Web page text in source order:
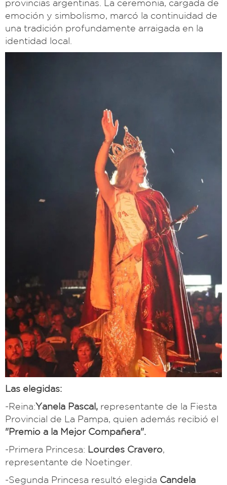
provincias argentinas. La ceremonia, cargada de
emoción y simbolismo, marcó la continuidad de
una tradición profundamente arraigada en la
identidad local.
Las elegidas:
-Reina:Yanela Pascal, representante de la Fiesta
Provincial de La Pampa, quien además recibió el
"Premio a la Mejor Compañera".
-Primera Princesa: Lourdes Cravero
representante de Noetinger.
-Segunda Princesa resultó elegida Candela